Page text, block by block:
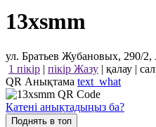
13xsmm
ул. Братьев Жубановых, 290/2,
1 пікір | пікір Жазу | қалау |
QR Анықтама text_what
Қатені анықтадыңыз ба?
Поднять в топ